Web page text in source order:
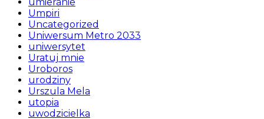
umieranie
Umpiri
Uncategorized
Uniwersum Metro 2033
uniwersytet
Uratuj mnie
Uroboros
urodziny
Urszula Mela
utopia
uwodzicielka